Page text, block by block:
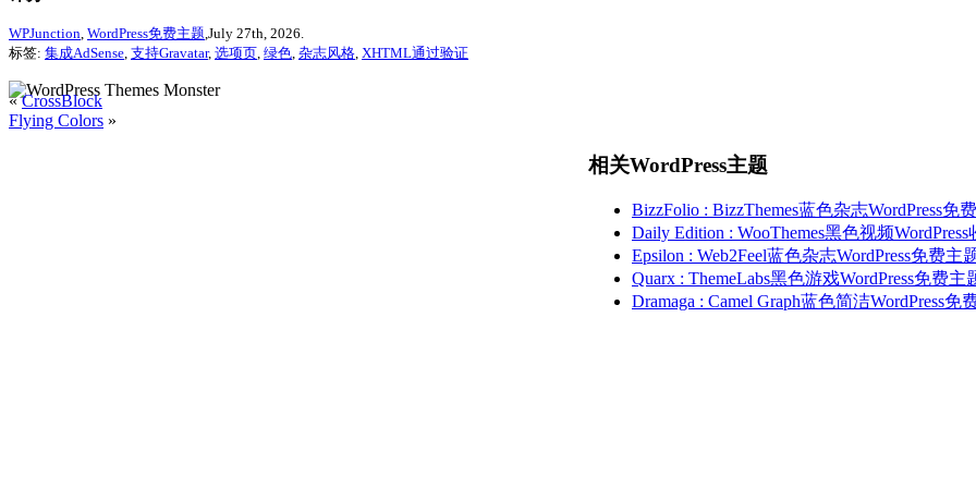
WPJunction WordPress免费主题 ,July 27th, 2026.
标签: 集成AdSense 支持Gravatar, 选项页 绿色 杂志风格 XHTML通过验证
«CrossBlock
Flying Colors »
相关WordPress主题
BizzFolio : BizzThemes蓝色杂志WordPress免
Daily Edition : WooThemes黑色视频
Epsilon : Web2Feel蓝色杂志WordPress免费主
Quarx : ThemeLabs黑色游戏WordPress免费主
Dramaga : Camel Graph蓝色简洁WordPress免